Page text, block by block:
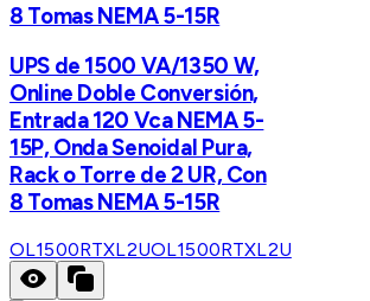
8 Tomas NEMA 5-15R
UPS de 1500 VA/1350 W,
Online Doble Conversión,
Entrada 120 Vca NEMA 5-
15P, Onda Senoidal Pura,
Rack o Torre de 2 UR, Con
8 Tomas NEMA 5-15R
OL1500RTXL2UOL1500RTXL2U